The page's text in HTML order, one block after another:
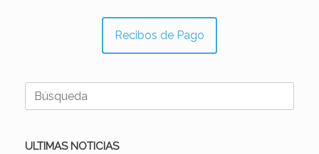
Recibos de Pago
Buscar:
ULTIMAS NOTICIAS